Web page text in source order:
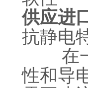
供应进
抗静电
在一
性和导